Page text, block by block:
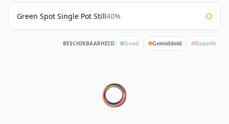
Green Spot Single Pot Still40%
BESCHIKBAARHEID: Goed Gemiddeld Beperkt